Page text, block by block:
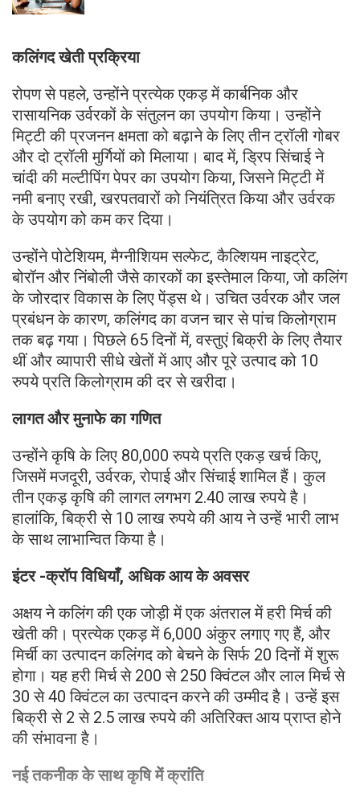
कलिंगद खेती प्रक्रिया
रोपण से पहले, उन्होंने प्रत्येक एकड़ में कार्बनिक और
रासायनिक उर्वरकों के संतुलन का उपयोग किया। उन्होंने
मिट्टी की प्रजनन क्षमता को बढ़ाने के लिए तीन ट्रॉली गोबर
और दो ट्रॉली मुर्गियों को मिलाया। बाद में, ड्रिप सिंचाई ने
चांदी की मल्टीपिंग पेपर का उपयोग किया, जिसने मिट्टी में
नमी बनाए रखी, खरपतवारों को नियंत्रित किया और उर्वरक
के उपयोग को कम कर दिया।
उन्होंने पोटेशियम, मैग्नीशियम सल्फेट, कैल्शियम नाइट्रेट,
बोरॉन और निंबोली जैसे कारकों का इस्तेमाल किया, जो कलिंग
के जोरदार विकास के लिए पेंड्स थे। उचित उर्वरक और जल
प्रबंधन के कारण, कलिंगद का वजन चार से पांच किलोग्राम
तक बढ़ गया। पिछले 65 दिनों में, वस्तुएं बिक्री के लिए तैयार
थीं और व्यापारी सीधे खेतों में आए और पूरे उत्पाद को 10
रुपये प्रति किलोग्राम की दर से खरीदा।
लागत और मुनाफे का गणित
उन्होंने कृषि के लिए 80,000 रुपये प्रति एकड़ खर्च किए,
जिसमें मजदूरी, उर्वरक, रोपाई और सिंचाई शामिल हैं। कुल
तीन एकड़ कृषि की लागत लगभग 2.40 लाख रुपये है।
हालांकि, बिक्री से 10 लाख रुपये की आय ने उन्हें भारी लाभ
के साथ लाभान्वित किया है।
इंटर -क्रॉप विधियाँ, अधिक आय के अवसर
अक्षय ने कलिंग की एक जोड़ी में एक अंतराल में हरी मिर्च की
खेती की। प्रत्येक एकड़ में 6,000 अंकुर लगाए गए हैं, और
मिर्ची का उत्पादन कलिंगद को बेचने के सिर्फ 20 दिनों में शुरू
होगा। यह हरी मिर्च से 200 से 250 क्विंटल और लाल मिर्च से
30 से 40 क्विंटल का उत्पादन करने की उम्मीद है। उन्हें इस
बिक्री से 2 से 2.5 लाख रुपये की अतिरिक्त आय प्राप्त होने
की संभावना है।
नई तकनीक के साथ कृषि में क्रांति